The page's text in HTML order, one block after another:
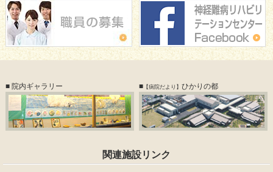
■ 院内ギャラリー ■ 【病院だより】ひかりの都
関連施設リンク